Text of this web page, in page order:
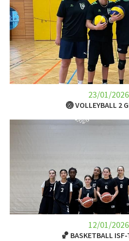
SERVICES
APPRENTISSAGE
APPLIS
23/01/2026
🏐 VOLLEYBALL 2
12/01/2026
🏀 BASKETBALL